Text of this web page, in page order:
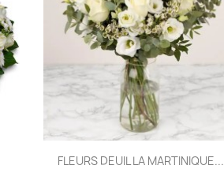
Aperçu rapide
FLEURS DEUIL LA MARTINIQUE...